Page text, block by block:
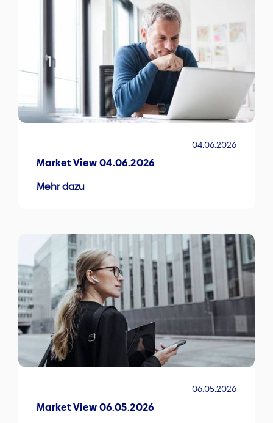
04.06.2026
Market View 04.06.2026
Mehr dazu
06.05.2026
Market View 06.05.2026